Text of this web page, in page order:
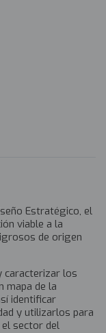
Estratégico, el
viable a la
de origen
caracterizar los
mapa de la
identificar
y utilizarlos para
el sector del